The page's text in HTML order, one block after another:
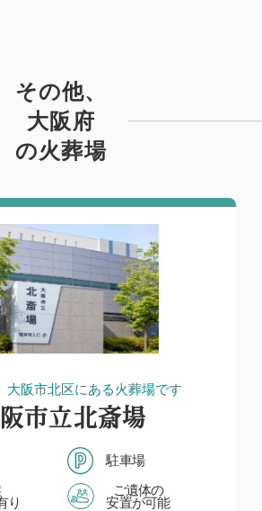
その他、
大阪府
の火葬場
大阪市北区にある火葬場です
市立北斎場
駐車場
り
ご遺体の
安置が可能